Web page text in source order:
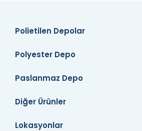
Polietilen Depolar
Polyester Depo
Paslanmaz Depo
Diğer Ürünler
Lokasyonlar